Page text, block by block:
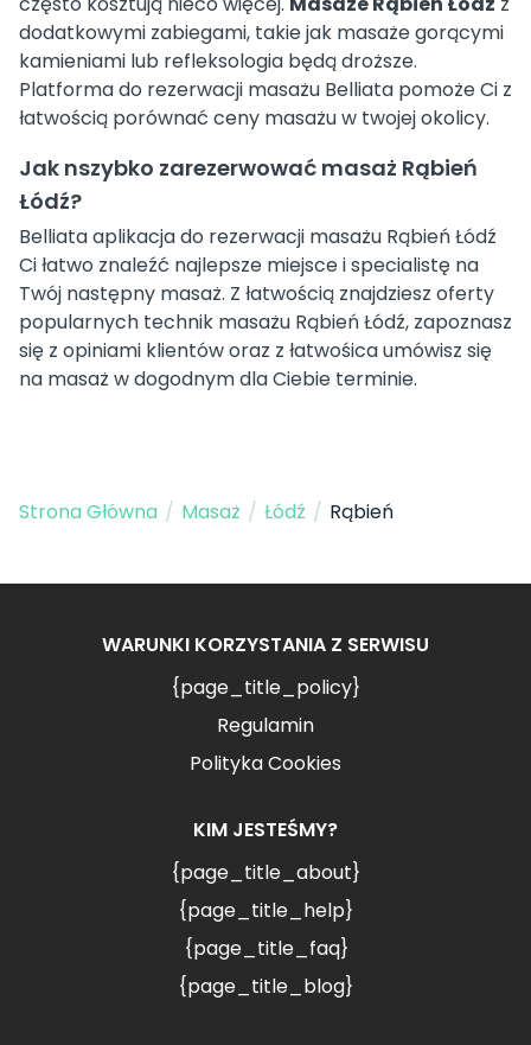
dodatkowymi zabiegami, takie jak masaże gorącymi
kamieniami lub refleksologia będą droższe.
Platforma do rezerwacji masażu Belliata pomoże Ci z
łatwością porównać ceny masażu w twojej okolicy.
Jak nszybko zarezerwować masaż Rąbień
Łódź?
Belliata aplikacja do rezerwacji masażu Rąbień Łódź
Ci łatwo znaleźć najlepsze miejsce i specialistę na
Twój następny masaż. Z łatwością znajdziesz oferty
popularnych technik masażu Rąbień Łódź, zapoznasz
się z opiniami klientów oraz z łatwośica umówisz się
na masaż w dogodnym dla Ciebie terminie.
Strona Główna / Masaż / Łódź / Rąbień
WARUNKI KORZYSTANIA Z SERWISU
{page_title_policy}
Regulamin
Polityka Cookies
KIM JESTEŚMY?
{page_title_about}
{page_title_help}
{page_title_faq}
{page_title_blog}